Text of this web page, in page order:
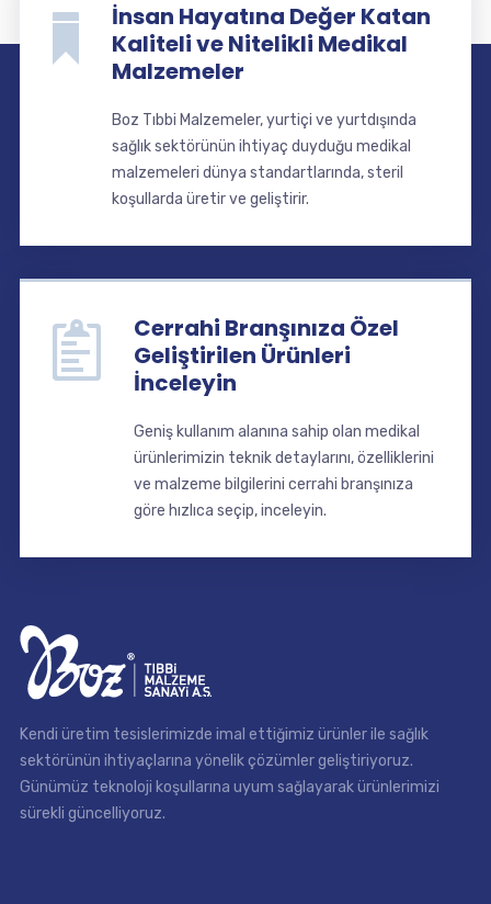
İnsan Hayatına Değer Katan
Kaliteli ve Nitelikli Medikal
Malzemeler
Boz Tıbbi Malzemeler, yurtiçi ve yurtdışında
sağlık sektörünün ihtiyaç duyduğu medikal
malzemeleri dünya standartlarında, steril
koşullarda üretir ve geliştirir.
Cerrahi Branşınıza Özel
Geliştirilen Ürünleri
İnceleyin
Geniş kullanım alanına sahip olan medikal
ürünlerimizin teknik detaylarını, özelliklerini
ve malzeme bilgilerini cerrahi branşınıza
göre hızlıca seçip, inceleyin.
Kendi üretim tesislerimizde imal ettiğimiz ürünler ile sağlık
sektörünün ihtiyaçlarına yönelik çözümler geliştiriyoruz.
Günümüz teknoloji koşullarına uyum sağlayarak ürünlerimizi
sürekli güncelliyoruz.